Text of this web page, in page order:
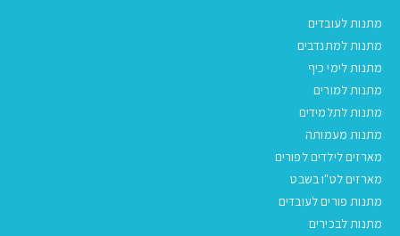
מתנות לעובדים
מתנות למתנדבים
מתנות לימי כיף
מתנות למורים
מתנות לתלמידים
מתנות מעמותה
מארזים לילדים לפורים
מארזים לט"ו בשבט
מתנות פורים לעובדים
מתנות לבכירים